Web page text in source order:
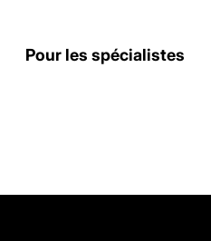
Pour les spécialistes